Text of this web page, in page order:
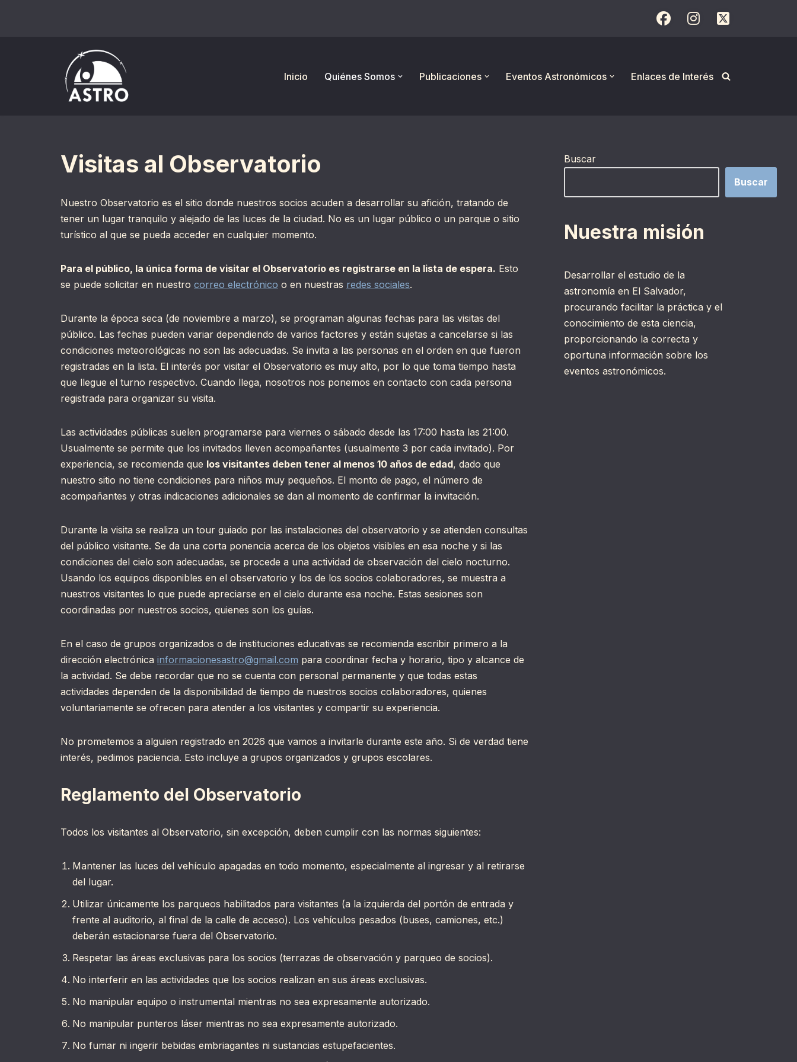
Inicio
Quiénes Somos Publicaciones Eventos Astronómicos Enlaces de Interés
Visitas al Observatorio
Nuestro Observatorio es el sitio donde nuestros socios acuden a desarrollar su afición, tratando de
tener un lugar tranquilo y alejado de las luces de la ciudad. No es un lugar público o un parque o sitio
turístico al que se pueda acceder en cualquier momento.
Para el público, la única forma de visitar el Observatorio es registrarse en la lista de espera. Esto
se puede solicitar en nuestro correo electrónico o en nuestras redes sociales.
Durante la época seca (de noviembre a marzo), se programan algunas fechas para las visitas del
público. Las fechas pueden variar dependiendo de varios factores y están sujetas a cancelarse si las
condiciones meteorológicas no son las adecuadas. Se invita a las personas en el orden en que fueron
registradas en la lista. El interés por visitar el Observatorio es muy alto, por lo que toma tiempo hasta
que llegue el turno respectivo. Cuando llega, nosotros nos ponemos en contacto con cada persona
registrada para organizar su visita.
Las actividades públicas suelen programarse para viernes o sábado desde las 17:00 hasta las 21:00.
Usualmente se permite que los invitados lleven acompañantes (usualmente 3 por cada invitado). Por
experiencia, se recomienda que los visitantes deben tener al menos 10 años de edad, dado que
nuestro sitio no tiene condiciones para niños muy pequeños. El monto de pago, el número de
acompañantes y otras indicaciones adicionales se dan al momento de confirmar la invitación.
Durante la visita se realiza un tour guiado por las instalaciones del observatorio y se atienden consultas
del público visitante. Se da una corta ponencia acerca de los objetos visibles en esa noche y si las
condiciones del cielo son adecuadas, se procede a una actividad de observación del cielo nocturno.
Usando los equipos disponibles en el observatorio y los de los socios colaboradores, se muestra a
nuestros visitantes lo que puede apreciarse en el cielo durante esa noche. Estas sesiones son
coordinadas por nuestros socios, quienes son los guías.
En el caso de grupos organizados o de instituciones educativas se recomienda escribir primero a la
dirección electrónica informacionesastro@gmail.com para coordinar fecha y horario, tipo y alcance de
la actividad. Se debe recordar que no se cuenta con personal permanente y que todas estas
actividades dependen de la disponibilidad de tiempo de nuestros socios colaboradores, quienes
voluntariamente se ofrecen para atender a los visitantes y compartir su experiencia.
No prometemos a alguien registrado en 2026 que vamos a invitarle durante este año. Si de verdad tiene
interés, pedimos paciencia. Esto incluye a grupos organizados y grupos escolares.
Reglamento del Observatorio
Todos los visitantes al Observatorio, sin excepción, deben cumplir con las normas siguientes:
Mantener las luces del vehículo apagadas en todo momento, especialmente al ingresar y al retirarse
del lugar.
Utilizar únicamente los parqueos habilitados para visitantes (a la izquierda del portón de entrada y
frente al auditorio, al final de la calle de acceso). Los vehículos pesados (buses, camiones, etc.)
deberán estacionarse fuera del Observatorio.
Respetar las áreas exclusivas para los socios (terrazas de observación y parqueo de socios).
No interferir en las actividades que los socios realizan en sus áreas exclusivas.
No manipular equipo o instrumental mientras no sea expresamente autorizado.
No manipular punteros láser mientras no sea expresamente autorizado.
No fumar ni ingerir bebidas embriagantes ni sustancias estupefacientes.
Buscar
Buscar
Nuestra misión
Desarrollar el estudio de la
astronomía en El Salvador,
procurando facilitar la práctica y el
conocimiento de esta ciencia,
proporcionando la correcta y
oportuna información sobre los
eventos astronómicos.